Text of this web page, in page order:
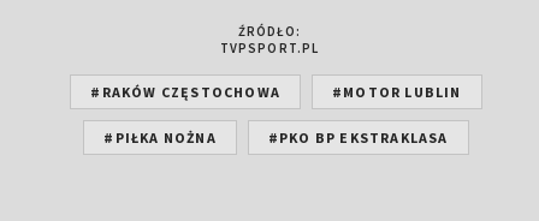
ŹRÓDŁO:
TVPSPORT.PL
#RAKÓW CZĘSTOCHOWA #MOTOR LUBLIN
#PIŁKA NOŻNA #PKO BP EKSTRAKLASA